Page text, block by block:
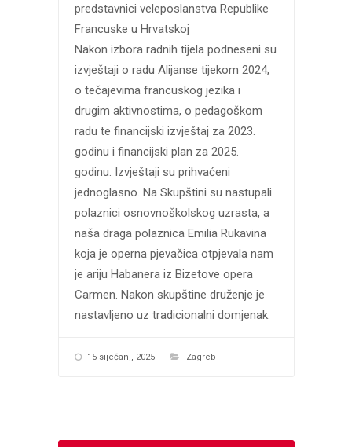
predstavnici veleposlanstva Republike
Francuske u Hrvatskoj
Nakon izbora radnih tijela podneseni su
izvještaji o radu Alijanse tijekom 2024,
o tečajevima francuskog jezika i
drugim aktivnostima, o pedagoškom
radu te financijski izvještaj za 2023.
godinu i financijski plan za 2025.
godinu. Izvještaji su prihvaćeni
jednoglasno. Na Skupštini su nastupali
polaznici osnovnoškolskog uzrasta, a
naša draga polaznica Emilia Rukavina
koja je operna pjevačica otpjevala nam
je ariju Habanera iz Bizetove opera
Carmen. Nakon skupštine druženje je
nastavljeno uz tradicionalni domjenak.
15 siječanj, 2025 Zagreb